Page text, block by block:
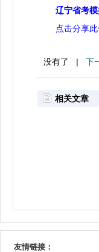
辽宁省考
点击分享此
没有了 | 下
相关文章
友情链接：